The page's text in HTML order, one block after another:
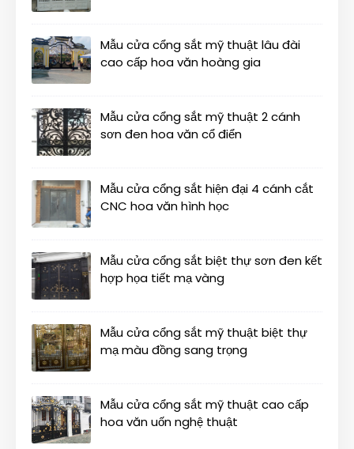
Mẫu cửa cổng sắt mỹ thuật lâu đài
cao cấp hoa văn hoàng gia
Mẫu cửa cổng sắt mỹ thuật 2 cánh
sơn đen hoa văn cổ điển
Mẫu cửa cổng sắt hiện đại 4 cánh cắt
CNC hoa văn hình học
Mẫu cửa cổng sắt biệt thự sơn đen kết
hợp họa tiết mạ vàng
Mẫu cửa cổng sắt mỹ thuật biệt thự
mạ màu đồng sang trọng
Mẫu cửa cổng sắt mỹ thuật cao cấp
hoa văn uốn nghệ thuật